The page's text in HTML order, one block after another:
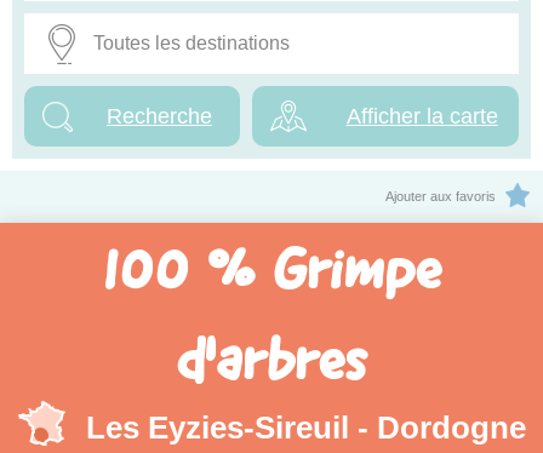
Afficher la carte
Ajouter aux favoris
100 % Grimpe
d'arbres
Les Eyzies-Sireuil - Dordogne